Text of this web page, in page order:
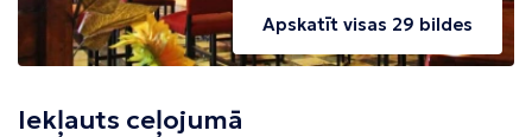
Apskatīt visas 29 bildes
Iekļauts ceļojumā